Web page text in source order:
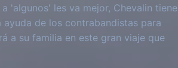
'algunos' les va mejor, Chevalin tiene
de los contrabandistas para
a su familia en este gran viaje que